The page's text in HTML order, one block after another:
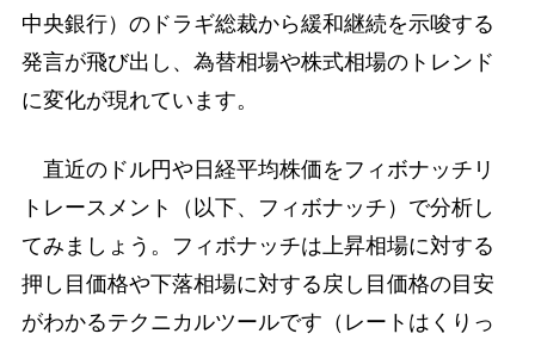
中央銀行）のドラギ総裁から緩和継続を示唆する
発言が飛び出し、為替相場や株式相場のトレンド
に変化が現れています。
直近のドル円や日経平均株価をフィボナッチリ
トレースメント（以下、フィボナッチ）で分析し
てみましょう。フィボナッチは上昇相場に対する
押し目価格や下落相場に対する戻し目価格の目安
がわかるテクニカルツールです（レートはくりっ